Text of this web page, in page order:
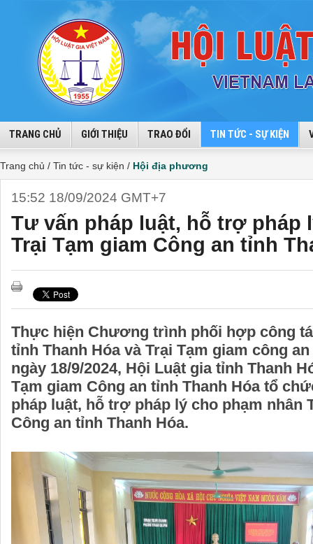
TRANG CHỦ GIỚI THIỆU TRAO ĐỔI TIN TỨC - SỰ KIỆN
Trang chủ / Tin tức - sự kiện / Hội địa phương
15:52 18/09/2024 GMT+7
Tư vấn pháp luật, hỗ trợ pháp
Trại Tạm giam Công an tỉnh
Thực hiện Chương trình phối hợp công
tỉnh Thanh Hóa và Trại Tạm giam công
ngày 18/9/2024, Hội Luật gia tỉnh Thanh
Tạm giam Công an tỉnh Thanh Hóa tổ
pháp luật, hỗ trợ pháp lý cho phạm nhân
Công an tỉnh Thanh Hóa.